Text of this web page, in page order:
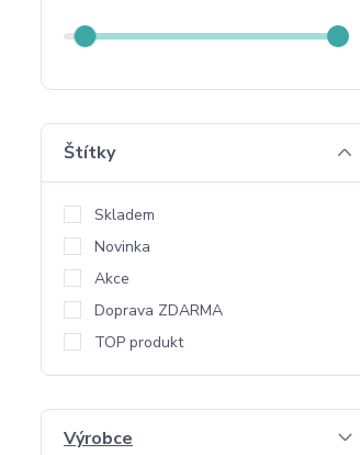
Štítky
Skladem
Novinka
Akce
Doprava ZDARMA
TOP produkt
Výrobce